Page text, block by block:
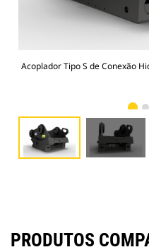
Acoplador Tipo S de Conexão
PRODUTOS